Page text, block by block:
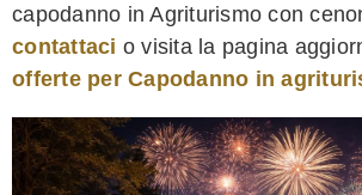
capodanno in Agriturismo con
contattaci o visita la pagina
offerte per Capodanno in